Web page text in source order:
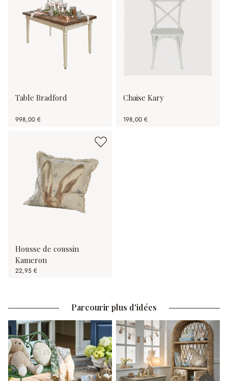
Table Bradford
998,00 €
Chaise Kary
198,00 €
Housse de coussin
Kameron
22,95 €
Parcourir plus d'idées